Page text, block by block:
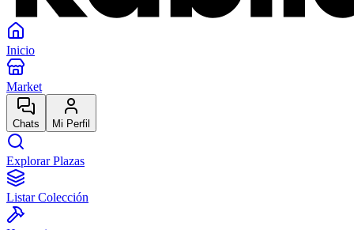
Inicio
Market
Chats Mi Perfil
Explorar Plazas
Listar Colección